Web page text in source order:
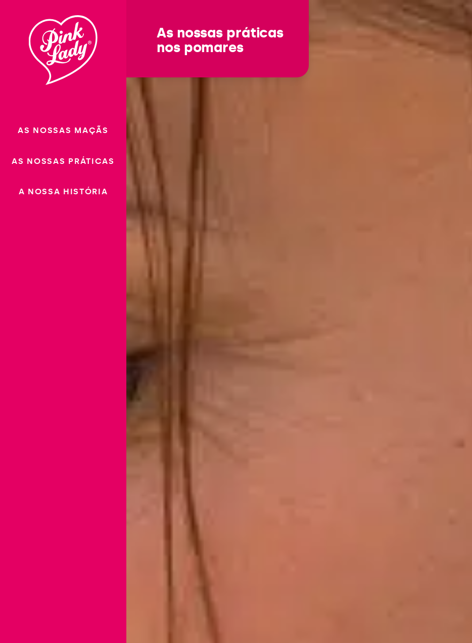
conteúdo
AS NOSSAS MAÇÃS
AS NOSSAS PRÁTICAS
A NOSSA HISTÓRIA
As nossas práticas
nos pomares